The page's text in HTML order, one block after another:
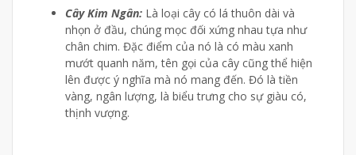
Cây Kim Ngân: Là loại cây có lá thuôn dài và
nhọn ở đầu, chúng mọc đối xứng nhau tựa như
chân chim. Đặc điểm của nó là có màu xanh
mướt quanh năm, tên gọi của cây cũng thể hiện
lên được ý nghĩa mà nó mang đến. Đó là tiền
vàng, ngân lượng, là biểu trưng cho sự giàu có,
thịnh vượng.